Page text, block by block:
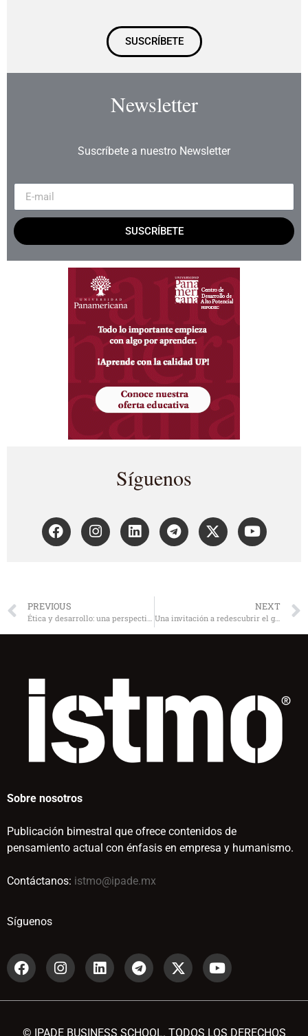
SUSCRÍBETE
Newsletter
Suscríbete a nuestro Newsletter
SUSCRÍBETE
Síguenos
PREVIOUS NEXT
Una invitación a redescubrir el gusto del pensar
Sobre nosotros
Publicación bimestral que ofrece contenidos de
pensamiento actual con énfasis en empresa y humanismo.
Contáctanos: istmo@ipade.mx
Síguenos
© IPADE BUSINESS SCHOOL. TODOS LOS DERECHOS